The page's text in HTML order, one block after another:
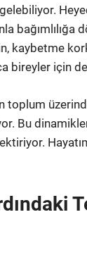
bağımlılığa
kaybetme
bireyler için
toplum
Bu